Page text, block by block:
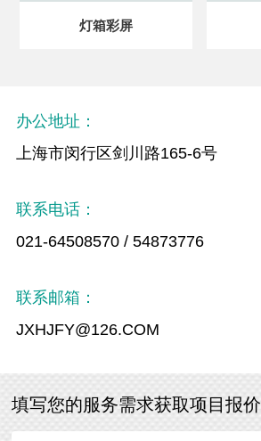
灯箱彩屏
办公地址：
上海市闵行区剑川路165-6号
联系电话：
021-64508570 / 54873776
联系邮箱：
JXHJFY@126.COM
填写您的服务需求获取项目报价